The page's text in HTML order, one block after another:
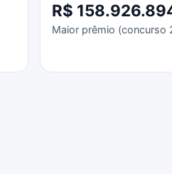
R$
Maior prêmio (concurso